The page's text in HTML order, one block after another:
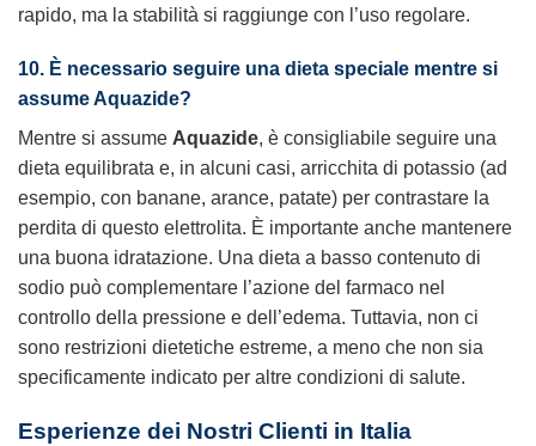
rapido, ma la stabilità si raggiunge con l’uso regolare.
10. È necessario seguire una dieta speciale mentre si
assume Aquazide?
Mentre si assume Aquazide, è consigliabile seguire una
dieta equilibrata e, in alcuni casi, arricchita di potassio (ad
esempio, con banane, arance, patate) per contrastare la
perdita di questo elettrolita. È importante anche mantenere
una buona idratazione. Una dieta a basso contenuto di
sodio può complementare l’azione del farmaco nel
controllo della pressione e dell’edema. Tuttavia, non ci
sono restrizioni dietetiche estreme, a meno che non sia
specificamente indicato per altre condizioni di salute.
Esperienze dei Nostri Clienti in Italia